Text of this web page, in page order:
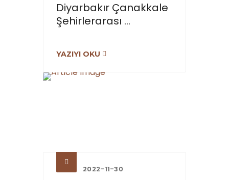
Diyarbakır Çanakkale
Şehirlerarası ...
YAZIYI OKU
2022-11-30